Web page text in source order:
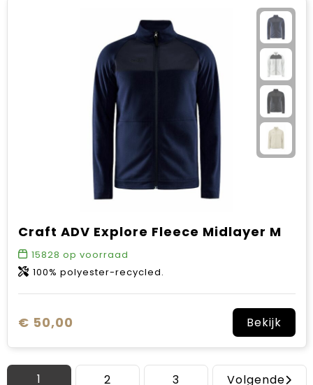
Craft ADV Explore Fleece Midlayer M
15828 op voorraad
100% polyester-recycled.
€ 50,00 Bekijk
1 2 3 Volgende